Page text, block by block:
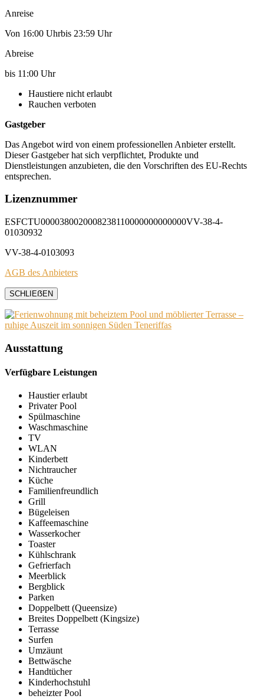
Anreise
Von 16:00 Uhrbis 23:59 Uhr
Abreise
bis 11:00 Uhr
Haustiere nicht erlaubt
Rauchen verboten
Gastgeber
Das Angebot wird von einem professionellen Anbieter erstellt.
Dieser Gastgeber hat sich verpflichtet, Produkte und
Dienstleistungen anzubieten, die den Vorschriften des EU-Rechts
entsprechen.
Lizenznummer
ESFCTU0000380020008238110000000000000VV-38-4-
01030932
VV-38-4-0103093
AGB des Anbieters
SCHLIEẞEN
Ausstattung
Verfügbare Leistungen
Haustier erlaubt
Privater Pool
Spülmaschine
Waschmaschine
TV
WLAN
Kinderbett
Nichtraucher
Küche
Familienfreundlich
Grill
Bügeleisen
Kaffeemaschine
Wasserkocher
Toaster
Kühlschrank
Gefrierfach
Meerblick
Bergblick
Parken
Doppelbett (Queensize)
Breites Doppelbett (Kingsize)
Terrasse
Surfen
Umzäunt
Bettwäsche
Handtücher
Kinderhochstuhl
beheizter Pool